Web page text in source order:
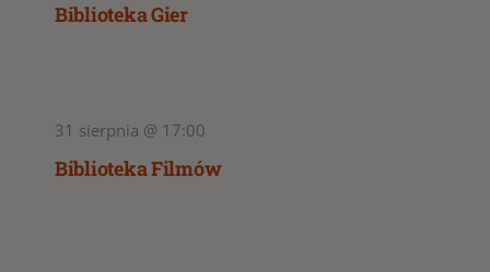
Biblioteka Gier
31 sierpnia @ 17:00
Biblioteka Filmów